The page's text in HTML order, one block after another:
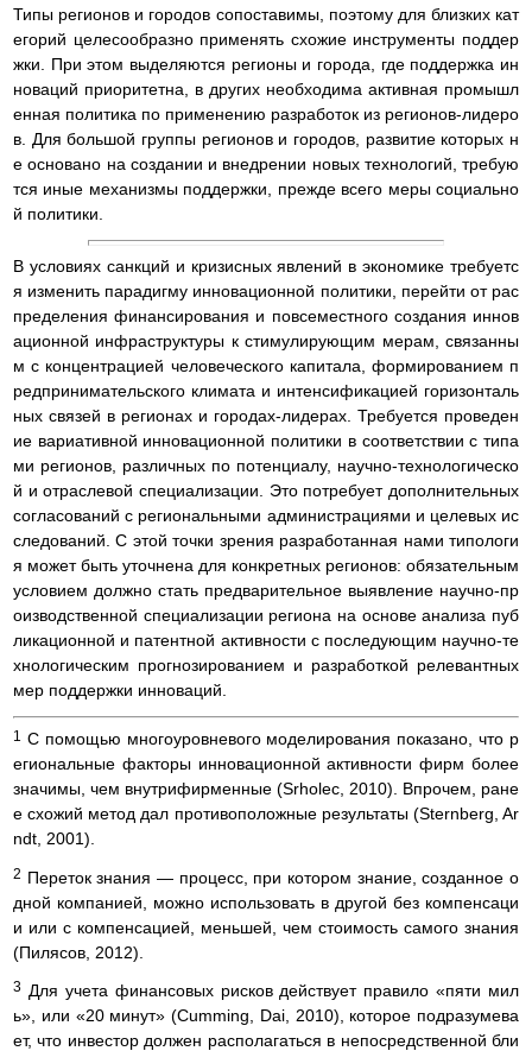
Типы регионов и городов сопоставимы, поэтому для близких кат
егорий целесообразно применять схожие инструменты поддер
жки. При этом выделяются регионы и города, где поддержка ин
новаций приоритетна, в других необходима активная промышл
енная политика по применению разработок из регионов-лидеро
в. Для большой группы регионов и городов, развитие которых н
е основано на создании и внедрении новых технологий, требую
тся иные механизмы поддержки, прежде всего меры социально
й политики.
В условиях санкций и кризисных явлений в экономике требуетс
я изменить парадигму инновационной политики, перейти от рас
пределения финансирования и повсеместного создания иннов
ационной инфраструктуры к стимулирующим мерам, связанны
м с концентрацией человеческого капитала, формированием п
редпринимательского климата и интенсификацией горизонталь
ных связей в регионах и городах-лидерах. Требуется проведен
ие вариативной инновационной политики в соответствии с типа
ми регионов, различных по потенциалу, научно-технологическо
й и отраслевой специализации. Это потребует дополнительных
согласований с региональными администрациями и целевых ис
следований. С этой точки зрения разработанная нами типологи
я может быть уточнена для конкретных регионов: обязательным
условием должно стать предварительное выявление научно-пр
оизводственной специализации региона на основе анализа пуб
ликационной и патентной активности с последующим научно-те
хнологическим прогнозированием и разработкой релевантных
мер поддержки инноваций.
1
С помощью многоуровневого моделирования показано, что р
егиональные факторы инновационной активности фирм более
значимы, чем внутрифирменные (Srholec, 2010). Впрочем, ране
е схожий метод дал противоположные результаты (Sternberg, Ar
ndt, 2001).
2 Переток знания — процесс, при котором знание, созданное о
дной компанией, можно использовать в другой без компенсаци
и или с компенсацией, меньшей, чем стоимость самого знания
(Пилясов, 2012).
3 Для учета финансовых рисков действует правило «пяти мил
ь», или «20 минут» (Cumming, Dai, 2010), которое подразумева
ет, что инвестор должен располагаться в непосредственной бли